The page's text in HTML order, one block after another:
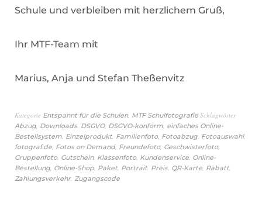
Schule und verbleiben mit herzlichem Gruß,
Ihr MTF-Team mit
Marius, Anja und Stefan Theßenvitz
Kategorie Entspannt für die Schulen, MTF Schulfotografie Schlagwörter
Abzug Downloads DSGVO, DSGVO-konform einfaches Online-
Bestellsystem Einzelprodukt Familienfoto, Fotoabzug Fotoauswahl,
fotograf.de Fotos on Demand, Freundefoto, Geschwisterfoto,
Gruppenfoto, Gutschein, Klassenfoto, Kundenservice Online-
Bestellung Online-Shop Paket Portrait Preis QR-Karte Rabatt
Zahlungsverkehr, Zugangscode